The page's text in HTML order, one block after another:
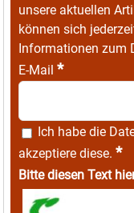
unsere aktuellen
können sich
Informationen zum
E-Mail *
Ich habe die
akzeptiere diese. *
Bitte diesen Text